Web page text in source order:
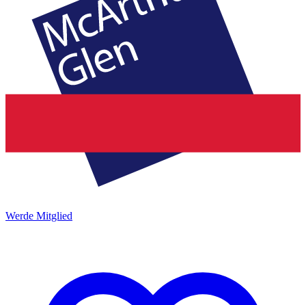
Werde Mitglied